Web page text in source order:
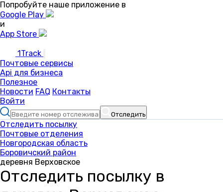
Попробуйте наше приложение в
Google Play
и
App Store
1Track
Почтовые сервисы
Api для бизнеса
Полезное
Новости FAQ Контакты
Войти
Отследить
Отследить посылку
Почтовые отделения
Новгородская область
Боровичский район
деревня Верховское
Отследить посылку в